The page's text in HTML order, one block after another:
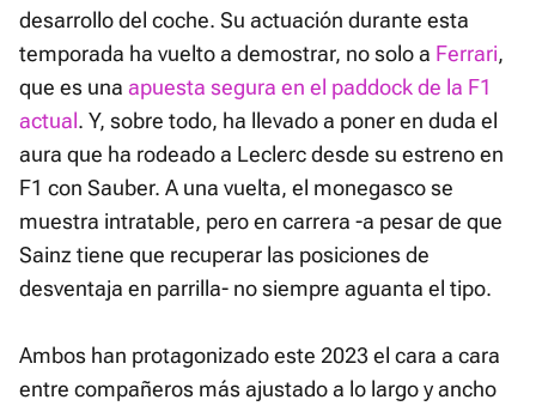
desarrollo del coche. Su actuación durante esta
temporada ha vuelto a demostrar, no solo a Ferrari,
que es una apuesta segura en el paddock de la F1
actual. Y, sobre todo, ha llevado a poner en duda el
aura que ha rodeado a Leclerc desde su estreno en
F1 con Sauber. A una vuelta, el monegasco se
muestra intratable, pero en carrera -a pesar de que
Sainz tiene que recuperar las posiciones de
desventaja en parrilla- no siempre aguanta el tipo.
Ambos han protagonizado este 2023 el cara a cara
entre compañeros más ajustado a lo largo y ancho